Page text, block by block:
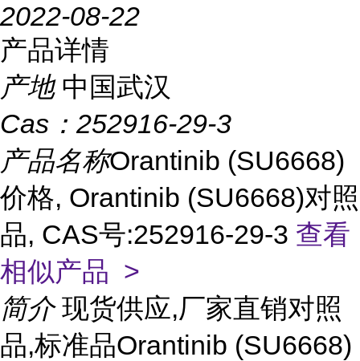
2022-08-22
产品详情
产地 中国武汉
Cas： 252916-29-3
产品名称Orantinib (SU6668)
价格, Orantinib (SU6668)对照
品, CAS号:252916-29-3 查看
相似产品 >
简介 现货供应,厂家直销对照
品,标准品Orantinib (SU6668)